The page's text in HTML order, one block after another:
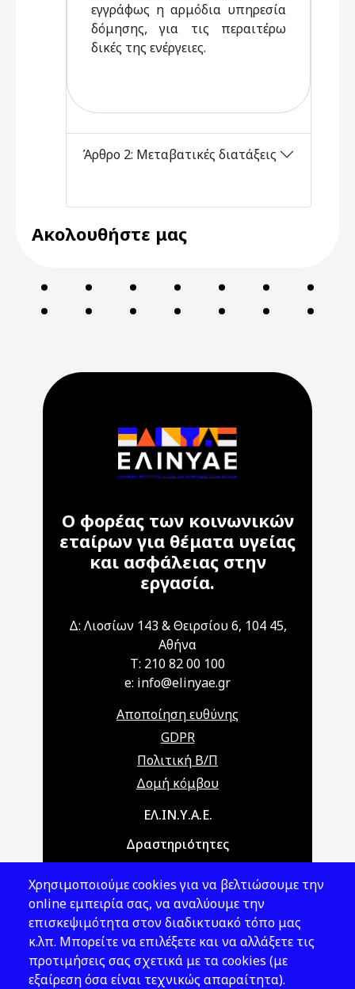
εγγράφως η αρμόδια υπηρεσία
δόμησης, για τις περαιτέρω
δικές της ενέργειες.
Άρθρο 2: Μεταβατικές διατάξεις
Ακολουθήστε μας
Ο φορέας των κοινωνικών
εταίρων για θέματα υγείας
και ασφάλειας στην
εργασία.
Δ: Λιοσίων 143 & Θειρσίου 6, 104 45,
Αθήνα
T: 210 82 00 100
e: info@elinyae.gr
Αποποίηση ευθύνης
GDPR
Πολιτική Β/Π
Δομή κόμβου
Main navigationΕΛ.ΙΝ.Υ.Α.Ε.
Δραστηριότητες
Νομοθεσία
Εκδόσεις
Νέα - Εκδηλώσεις
Χρησιμοποιούμε cookies για να βελτιώσουμε την
online εμπειρία σας, να αναλύουμε την
επισκεψιμότητα στον διαδικτυακό τόπο μας
κ.λπ. Μπορείτε να επιλέξετε και να αλλάξετε τις
προτιμήσεις σας σχετικά με τα cookies (με
εξαίρεση όσα είναι τεχνικώς απαραίτητα).